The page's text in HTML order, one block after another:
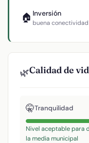
🏠 Inversión
buena conectividad
🌿Calidad de
🤫Tranquilidad
Nivel aceptable para
la media municipal